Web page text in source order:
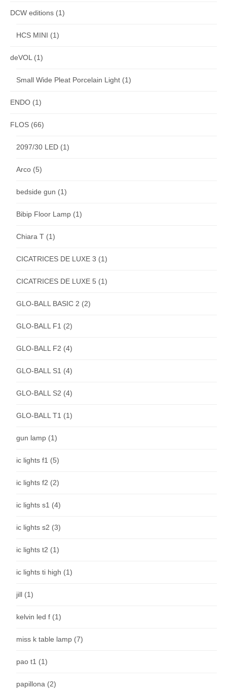
DCW editions (1)
HCS MINI (1)
deVOL(1)
Small Wide Pleat Porcelain Light (1)
ENDO (1)
FLOS (66)
2097/30 LED (1)
Arco (5)
bedside gun (1)
Bibip Floor Lamp (1)
Chiara T (1)
CICATRICES DE LUXE 3 (1)
CICATRICES DE LUXE 5 (1)
GLO-BALL BASIC 2 (2)
GLO-BALL F1 (2)
GLO-BALL F2 (4)
GLO-BALL S1 (4)
GLO-BALL S2 (4)
GLO-BALL T1 (1)
gun lamp (1)
ic lights f1 (5)
ic lights f2 (2)
ic lights s1 (4)
ic lights s2 (3)
ic lights t2 (1)
ic lights ti high (1)
jill (1)
kelvin led f (1)
miss k table lamp (7)
pao t1 (1)
papillona (2)